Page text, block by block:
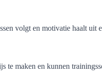
volgt en motivatie haalt uit
te maken en kunnen